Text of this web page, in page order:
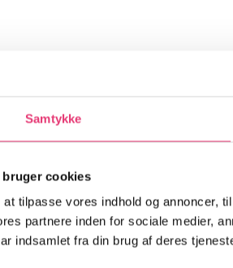
Samtykke
bruger cookies
tilpasse vores indhold og annoncer,
partnere inden for sociale medier,
indsamlet fra din brug af deres